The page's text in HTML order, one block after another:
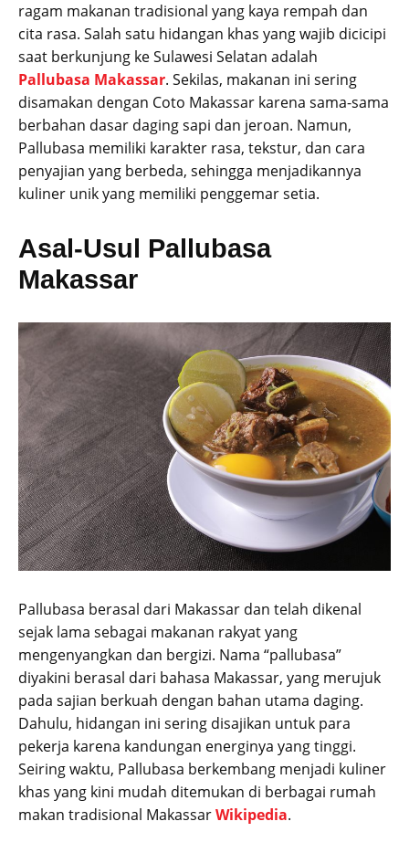
ragam makanan tradisional yang kaya rempah dan
cita rasa. Salah satu hidangan khas yang wajib dicicipi
saat berkunjung ke Sulawesi Selatan adalah
Pallubasa Makassar. Sekilas, makanan ini sering
disamakan dengan Coto Makassar karena sama-sama
berbahan dasar daging sapi dan jeroan. Namun,
Pallubasa memiliki karakter rasa, tekstur, dan cara
penyajian yang berbeda, sehingga menjadikannya
kuliner unik yang memiliki penggemar setia.
Asal-Usul Pallubasa
Makassar
Pallubasa berasal dari Makassar dan telah dikenal
sejak lama sebagai makanan rakyat yang
mengenyangkan dan bergizi. Nama “pallubasa”
diyakini berasal dari bahasa Makassar, yang merujuk
pada sajian berkuah dengan bahan utama daging.
Dahulu, hidangan ini sering disajikan untuk para
pekerja karena kandungan energinya yang tinggi.
Seiring waktu, Pallubasa berkembang menjadi kuliner
khas yang kini mudah ditemukan di berbagai rumah
makan tradisional MakassarWikipedia.